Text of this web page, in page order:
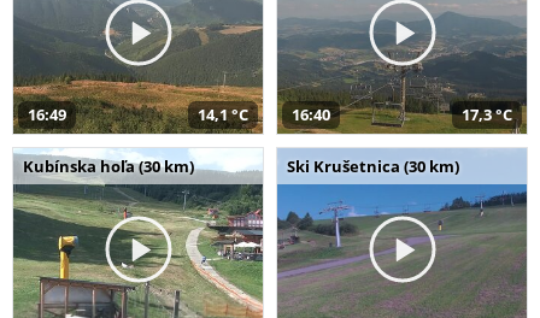
16:49 14,1 °C 16:40 17,3 °C
Kubínska hoľa (30 km) Ski Krušetnica (30 km)